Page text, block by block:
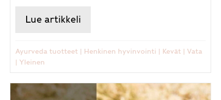
Lue artikkeli
Ayurveda tuotteet | Henkinen hyvinvointi | Kevät | Vata
| Yleinen